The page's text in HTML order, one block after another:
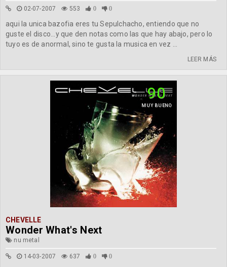
02-07-2007 553 0 0
aqui la unica bazofia eres tu Sepulchacho, entiendo que no
guste el disco...y que den notas como las que hay abajo, pero lo
tuyo es de anormal, sino te gusta la musica en vez ...
LEER MÁS
90
MUY BUENO
CHEVELLE
Wonder What's Next
nu metal
14-03-2007 637 0 0